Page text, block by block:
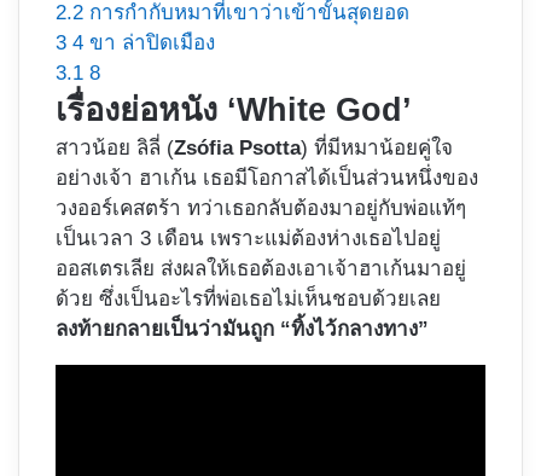
2.2 การกำกับหมาที่เขาว่าเข้าขั้นสุดยอด
3 4 ขา ล่าปิดเมือง
3.1 8
เรื่องย่อหนัง ‘White God’
สาวน้อย ลิลี่ (Zsófia Psotta) ที่มีหมาน้อยคู่ใจ
อย่างเจ้า ฮาเก้น เธอมีโอกาสได้เป็นส่วนหนึ่งของ
วงออร์เคสตร้า ทว่าเธอกลับต้องมาอยู่กับพ่อแท้ๆ
เป็นเวลา 3 เดือน เพราะแม่ต้องห่างเธอไปอยู่
ออสเตรเลีย ส่งผลให้เธอต้องเอาเจ้าฮาเก้นมาอยู่
ด้วย ซึ่งเป็นอะไรที่พ่อเธอไม่เห็นชอบด้วยเลย
ลงท้ายกลายเป็นว่ามันถูก “ทิ้งไว้กลางทาง”